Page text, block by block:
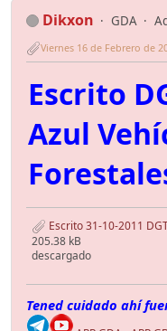
Dikxon GDA
Viernes 16 de Febrero de
Escrito
Azul
Escrito 31-10-2011
205.38 kB
descargado
Tened cuidado ahí